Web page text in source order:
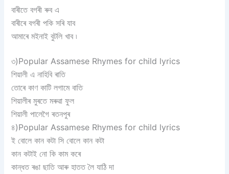
বাৰীতে বগৰী ৰুব এ
বাৰীৰে বগৰী পকি সৰি যাব
আমাৰে মইনাই বুটলি খাব ৷
৩)Popular Assamese Rhymes for child lyrics
শিয়ালী এ নাহিবি ৰাতি
তোৰে কাণ কাটি লগামে বাতি
শিয়ালীৰ মুৰতে মৰুৱা ফুল
শিয়ালী পালেগৈ ৰতনপুৰ
৪)Popular Assamese Rhymes for child lyrics
ই বোলে কান কটা সি বোলে কান কটা
কান কটাই নো কি কাম কৰে
কান্ধত ৰঙা ছাতি আৰু হাতত লৈ যাঠি দা